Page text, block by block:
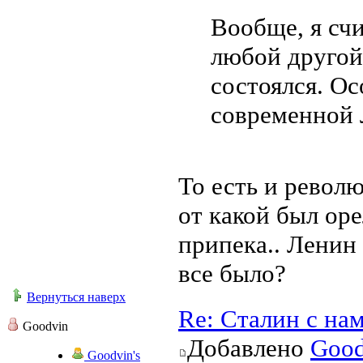
Вообще, я
любой
состоялся.
современной
То есть и
от какой был
припека.. Ленин
все было?
Вернуться наверх
Goodvin
Goodvin's
Re: Сталин с
Добавлено